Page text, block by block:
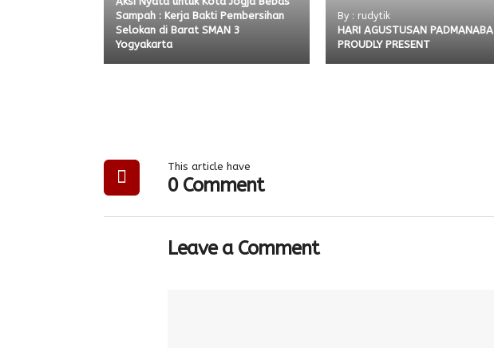
Sampah : Kerja Bakti Pembersihan
Selokan di Barat SMAN 3
Yogyakarta
By : rudytik
HARI AGUSTUSAN PADMANABA
PROUDLY PRESENT
This article have
0 Comment
Leave a Comment